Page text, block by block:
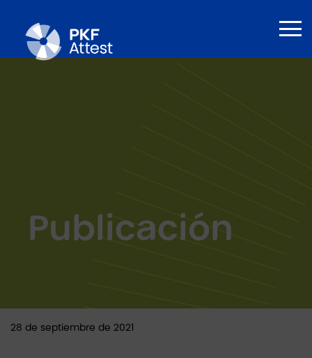
Publicación
28 de septiembre de 2021